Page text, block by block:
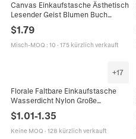
Canvas Einkaufstasche Ästhetisch
Lesender Geist Blumen Buch
Wiederverwendbar Große Kapazität
Umhängetasche Für Damen
$1.79
Misch-MOQ : 10 · 175 kürzlich verkauft
+17
Florale Faltbare Einkaufstasche
Wasserdicht Nylon Große
Umweltfreundliche Handtasche
Damen Lebensmittel
$1.01-1.35
Keine MOQ · 128 kürzlich verkauft